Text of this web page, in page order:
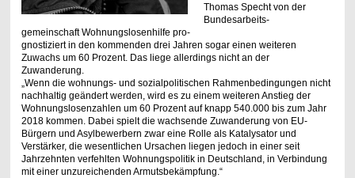
Thomas Specht von der
Bundesarbeits-
gemeinschaft Wohnungslosenhilfe pro-
gnostiziert in den kommenden drei Jahren sogar einen weiteren
Zuwachs um 60 Prozent. Das liege allerdings nicht an der
Zuwanderung.
„Wenn die wohnungs- und sozialpolitischen Rahmenbedingungen nicht
nachhaltig geändert werden, wird es zu einem weiteren Anstieg der
Wohnungslosenzahlen um 60 Prozent auf knapp 540.000 bis zum Jahr
2018 kommen. Dabei spielt die wachsende Zuwanderung von EU-
Bürgern und Asylbewerbern zwar eine Rolle als Katalysator und
Verstärker, die wesentlichen Ursachen liegen jedoch in einer seit
Jahrzehnten verfehlten Wohnungspolitik in Deutschland, in Verbindung
mit einer unzureichenden Armutsbekämpfung.“